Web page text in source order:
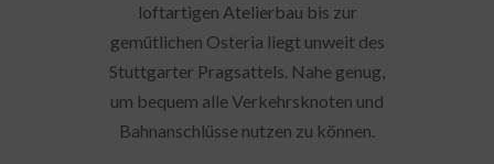
loftartigen Atelierbau bis zur
gemütlichen Osteria liegt unweit des
Stuttgarter Pragsattels. Nahe genug,
um bequem alle Verkehrsknoten und
Bahnanschlüsse nutzen zu können.